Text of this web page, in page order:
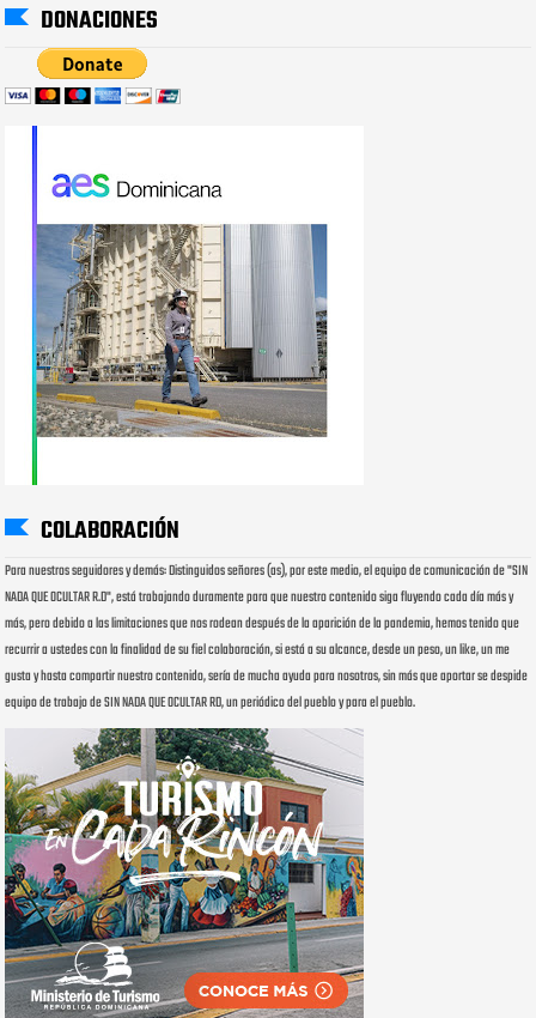
DONACIONES
COLABORACIÓN
Para nuestros seguidores y demás: Distinguidos señores (as), por este medio, el equipo de comunicación de "SIN
NADA QUE OCULTAR R.D", está trabajando duramente para que nuestro contenido siga fluyendo cada día más y
más, pero debido a las limitaciones que nos rodean después de la aparición de la pandemia, hemos tenido que
recurrir a ustedes con la finalidad de su fiel colaboración, si está a su alcance, desde un peso, un like, un me
gusta y hasta compartir nuestro contenido, sería de mucha ayuda para nosotros, sin más que aportar se despide
equipo de trabajo de SIN NADA QUE OCULTAR RD, un periódico del pueblo y para el pueblo.